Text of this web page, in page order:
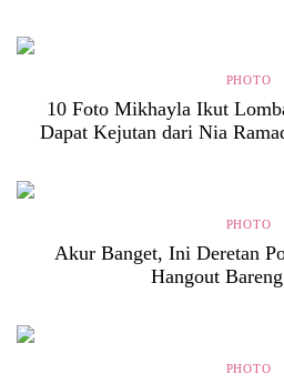
PHOTO
10 Foto Mikhayla Ikut
Dapat Kejutan dari Nia
PHOTO
Akur Banget, Ini Deretan
Hangout
PHOTO